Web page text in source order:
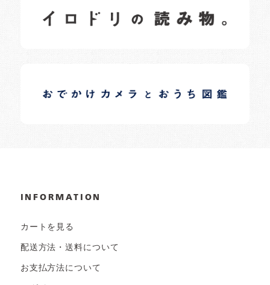
日常の様子など随時更新中です。
日常の様子など随時更新中です。
INFORMATION
カートを見る
配送方法・送料について
お支払方法について